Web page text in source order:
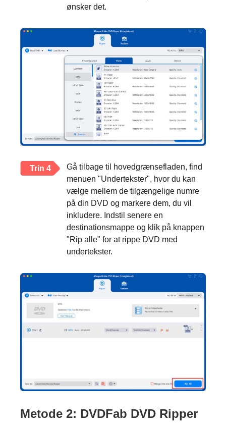
ønsker det.
Trin 4
Gå tilbage til hovedgrænsefladen, find
menuen "Undertekster", hvor du kan
vælge mellem de tilgængelige numre
på din DVD og markere dem, du vil
inkludere. Indstil senere en
destinationsmappe og klik på knappen
"Rip alle" for at rippe DVD med
undertekster.
Metode 2: DVDFab DVD Ripper